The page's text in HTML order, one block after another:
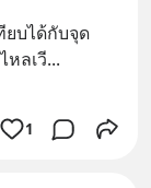
หลเวี...
1